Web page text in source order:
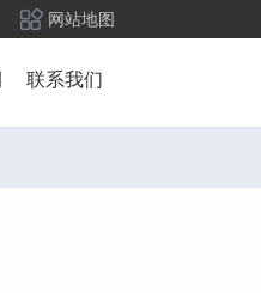
网站地图
联系我们